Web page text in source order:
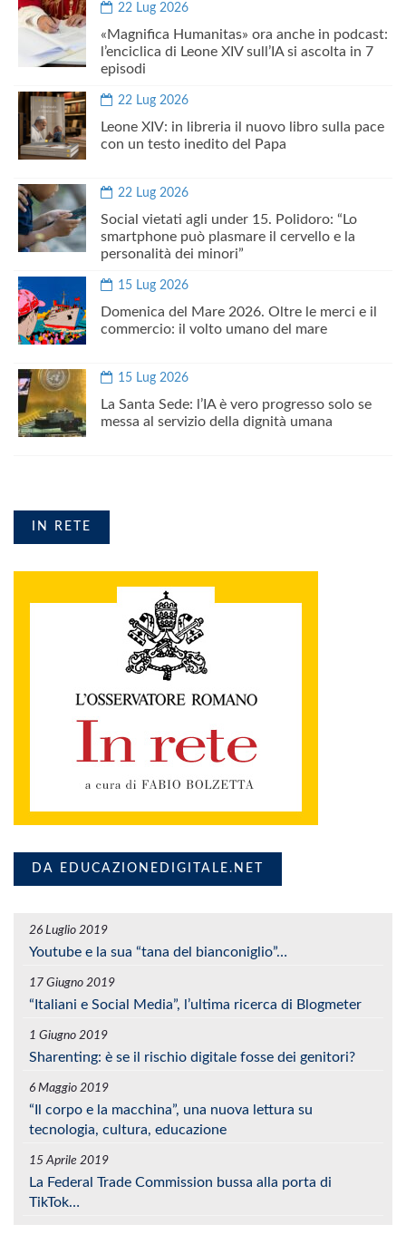
22 Lug 2026
«Magnifica Humanitas» ora anche in podcast:
l’enciclica di Leone XIV sull’IA si ascolta in 7
episodi
22 Lug 2026
Leone XIV: in libreria il nuovo libro sulla pace
con un testo inedito del Papa
22 Lug 2026
Social vietati agli under 15. Polidoro: “Lo
smartphone può plasmare il cervello e la
personalità dei minori”
15 Lug 2026
Domenica del Mare 2026. Oltre le merci e il
commercio: il volto umano del mare
15 Lug 2026
La Santa Sede: l’IA è vero progresso solo se
messa al servizio della dignità umana
IN RETE
DA EDUCAZIONEDIGITALE.NET
26 Luglio 2019
Youtube e la sua “tana del bianconiglio”…
17 Giugno 2019
“Italiani e Social Media”, l’ultima ricerca di Blogmeter
1 Giugno 2019
Sharenting: è se il rischio digitale fosse dei genitori?
6 Maggio 2019
“Il corpo e la macchina”, una nuova lettura su
tecnologia, cultura, educazione
15 Aprile 2019
La Federal Trade Commission bussa alla porta di
TikTok…